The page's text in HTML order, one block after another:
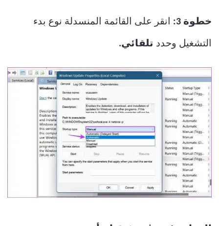
خطوة 3: انقر على القائمة المنسدلة نوع بدء
التشغيل وحدد تلقائي.